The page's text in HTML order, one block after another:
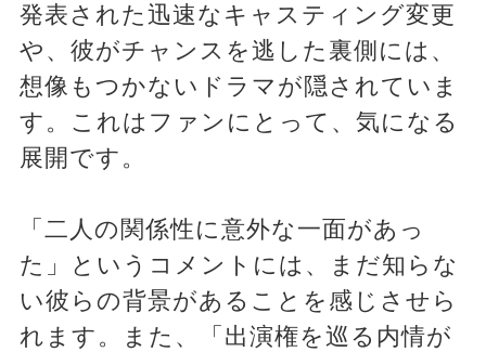
発表された迅速なキャスティング変更
や、彼がチャンスを逃した裏側には、
想像もつかないドラマが隠されていま
す。これはファンにとって、気になる
展開です。
「二人の関係性に意外な一面があっ
た」というコメントには、まだ知らな
い彼らの背景があることを感じさせら
れます。また、「出演権を巡る内情が